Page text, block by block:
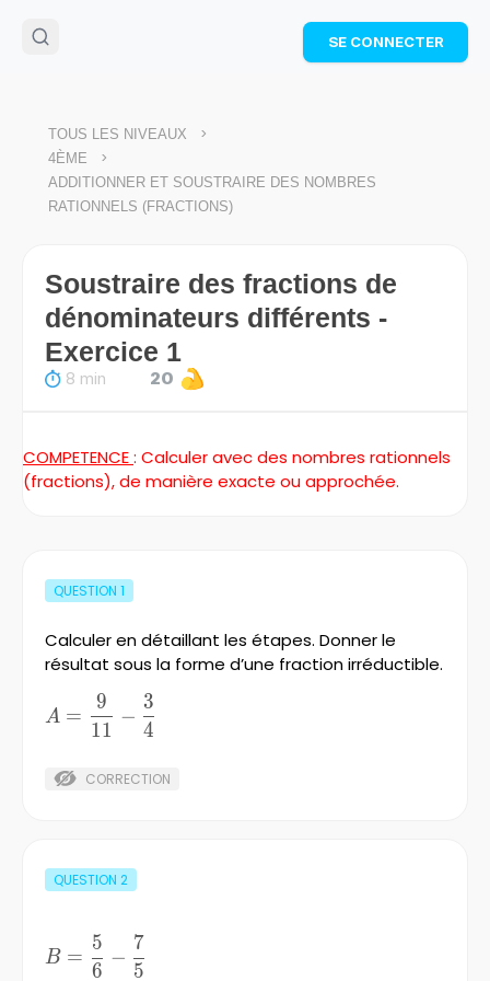
🌴Cahier de vacances offert
: révise les maths cet
Télécharge ton PDF gratuit et progresse avec des
SE CONNECTER
TOUS LES NIVEAUX >
4ÈME >
ADDITIONNER ET SOUSTRAIRE DES NOMBRES
RATIONNELS (FRACTIONS)
Soustraire des fractions de
dénominateurs différents -
Exercice 1
8 min 20
COMPETENCE: Calculer avec des nombres rationnels
(fractions), de manière exacte ou approchée.
QUESTION 1
Calculer en détaillant les étapes. Donner le
résultat sous la forme d’une fraction irréductible.
A=\frac{9}
{11}-
{4}
A =
11
9
−
4
3
CORRECTION
QUESTION 2
B=\frac{5}
{6}-
B =
6
5
−
5
7